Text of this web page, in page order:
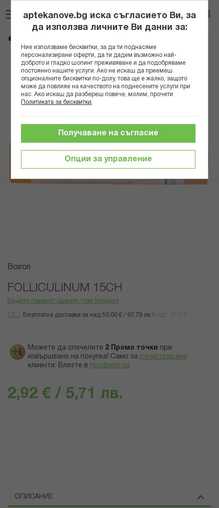
към
съдържанието
Вход
Преминете
края
галерията
Преминете
началото
Boiron
FOLLICULINUM 15CH
Бъдете първият оценил този продукт
Безплатна доставка за над 50.00 € / 97,79 лв.
Можете да спечелите 2 Промо точки
при
извършване на покупка! Само за регистрирани
клиенти. Влезте в профила си .
2,92 € / 5,71 лв.
ОПИСАНИЕ
aptekanove.bg иска съгласието Ви, за
да използва личните Ви данни за:
Ние използваме бисквитки, за да ти поднасяме
персонализирани оферти, да ти дадем възможно най-
доброто и гладко шопинг преживяване и да подобряваме
постоянно нашите услуги. Ако не искаш да приемеш
опционалните бисквитки по-долу, това ще е жалко, защото
може да повлияе на качеството на поднесените услуги при
нас. Ако искаш да разбереш повече, молим, прочети
Политиката за бисквитки
Опции за управление
Получаване на съгласие